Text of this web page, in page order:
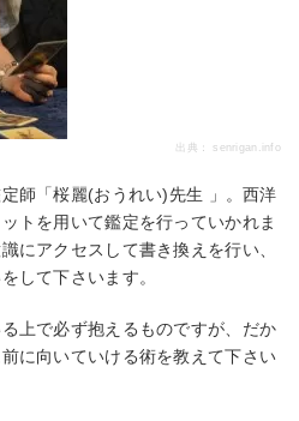
出典： senrigan.info
師「桜麗(おうれい)先生 」。西洋
トを用いて鑑定を行っていかれま
にアクセスして書き換えを行い、
して下さいます。
上で必ず抱えるものですが、だか
に向いていける術を教えて下さい